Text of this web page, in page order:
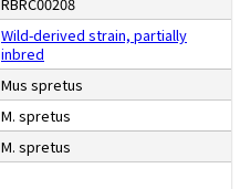
Wild-derived strain, partially
inbred
Mus spretus
M. spretus
M. spretus